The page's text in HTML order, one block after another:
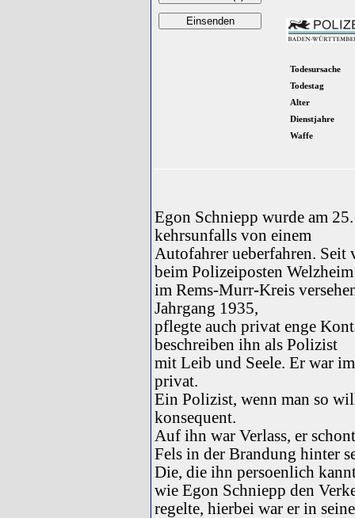
Todesursache
Todestag
Alter
Dienstjahre
Waffe
Egon Schniepp wurde am
kehrsunfalls von einem
Autofahrer ueberfahren. Seit
beim Polizeiposten Welzheim
im Rems-Murr-Kreis
Jahrgang 1935,
pflegte auch privat enge
beschreiben ihn als Polizist
mit Leib und Seele. Er war
privat.
Ein Polizist, wenn man so
konsequent.
Auf ihn war Verlass, er
Fels in der Brandung hinter
Die, die ihn persoenlich
wie Egon Schniepp den
regelte, hierbei war er in